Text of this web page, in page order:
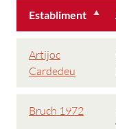
Establiment
Artijoc
Cardedeu
Bruch 1972